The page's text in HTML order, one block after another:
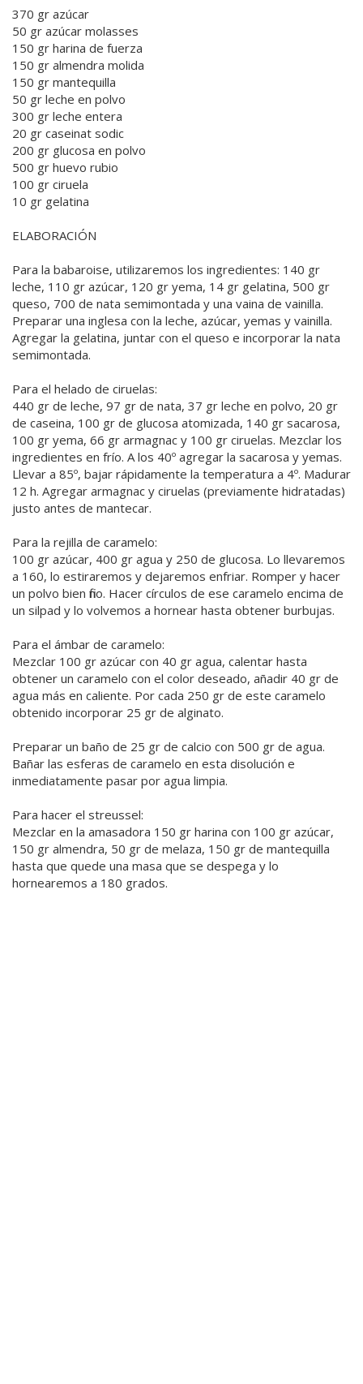
370 gr azúcar
50 gr azúcar molasses
150 gr harina de fuerza
150 gr almendra molida
150 gr mantequilla
50 gr leche en polvo
300 gr leche entera
20 gr caseinat sodic
200 gr glucosa en polvo
500 gr huevo rubio
100 gr ciruela
10 gr gelatina
ELABORACIÓN
Para la babaroise, utilizaremos los ingredientes: 140 gr
leche, 110 gr azúcar, 120 gr yema, 14 gr gelatina, 500 gr
queso, 700 de nata semimontada y una vaina de vainilla.
Preparar una inglesa con la leche, azúcar, yemas y vainilla.
Agregar la gelatina, juntar con el queso e incorporar la nata
semimontada.
Para el helado de ciruelas:
440 gr de leche, 97 gr de nata, 37 gr leche en polvo, 20 gr
de caseina, 100 gr de glucosa atomizada, 140 gr sacarosa,
100 gr yema, 66 gr armagnac y 100 gr ciruelas. Mezclar los
ingredientes en frío. A los 40º agregar la sacarosa y yemas.
Llevar a 85º, bajar rápidamente la temperatura a 4º. Madurar
12 h. Agregar armagnac y ciruelas (previamente hidratadas)
justo antes de mantecar.
Para la rejilla de caramelo:
100 gr azúcar, 400 gr agua y 250 de glucosa. Lo llevaremos
a 160, lo estiraremos y dejaremos enfriar. Romper y hacer
un polvo bien fino. Hacer círculos de ese caramelo encima de
un silpad y lo volvemos a hornear hasta obtener burbujas.
Para el ámbar de caramelo:
Mezclar 100 gr azúcar con 40 gr agua, calentar hasta
obtener un caramelo con el color deseado, añadir 40 gr de
agua más en caliente. Por cada 250 gr de este caramelo
obtenido incorporar 25 gr de alginato.
Preparar un baño de 25 gr de calcio con 500 gr de agua.
Bañar las esferas de caramelo en esta disolución e
inmediatamente pasar por agua limpia.
Para hacer el streussel:
Mezclar en la amasadora 150 gr harina con 100 gr azúcar,
150 gr almendra, 50 gr de melaza, 150 gr de mantequilla
hasta que quede una masa que se despega y lo
hornearemos a 180 grados.